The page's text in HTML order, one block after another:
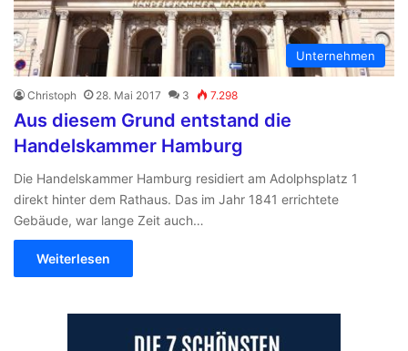
Unternehmen
Christoph 28. Mai 2017 3 7.298
Aus diesem Grund entstand die
Handelskammer Hamburg
Die Handelskammer Hamburg residiert am Adolphsplatz 1
direkt hinter dem Rathaus. Das im Jahr 1841 errichtete
Gebäude, war lange Zeit auch…
Weiterlesen